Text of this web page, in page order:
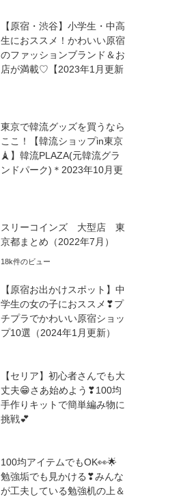
【原宿・渋谷】小学生・中高
生におススメ！かわいい原宿
のファッションブランド＆お
店が満載♡【2023年1月更新
東京で韓流グッズを買うなら
ここ！【韓流ショップin東京
🗼】韓流PLAZA(元韓流グラ
ンドパーク)＊2023年10月更
スリーコインズ 大型店 東
京都まとめ（2022年7月）
18k件のビュー
【原宿お出かけスポット】中
学生の女の子におススメ❣プ
チプラでかわいい原宿ショッ
プ10選（2024年1月更新）
【セリア】初心者さんでも大
丈夫😁さあ始めよう❣100均
手作りキットで簡単編み物に
挑戦💕
100均アイテムでもOK👀🌟
勉強垢でも見かける❣みんな
が工夫している勉強机の上＆